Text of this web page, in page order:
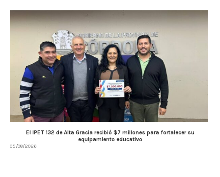
El IPET 132 de Alta Gracia recibió $7 millones para fortalecer su
equipamiento educativo
05/08/2026